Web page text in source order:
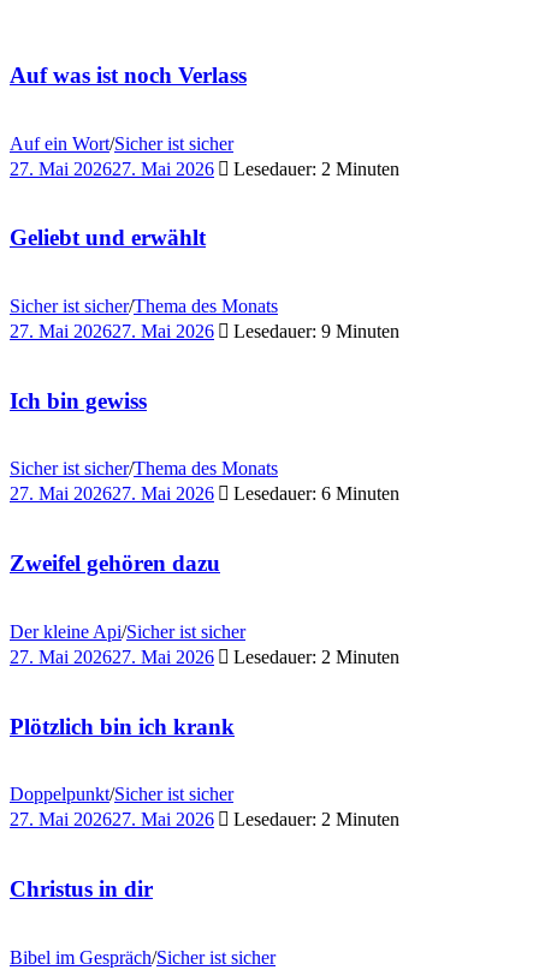
Auf was ist noch Verlass
Auf ein Wort/Sicher ist sicher
27. Mai 202627. Mai 2026 Lesedauer: 2 Minuten
Geliebt und erwählt
Sicher ist sicher/Thema des Monats
27. Mai 202627. Mai 2026 Lesedauer: 9 Minuten
Ich bin gewiss
Sicher ist sicher/Thema des Monats
27. Mai 202627. Mai 2026 Lesedauer: 6 Minuten
Zweifel gehören dazu
Der kleine Api/Sicher ist sicher
27. Mai 202627. Mai 2026 Lesedauer: 2 Minuten
Plötzlich bin ich krank
Doppelpunkt/Sicher ist sicher
27. Mai 202627. Mai 2026 Lesedauer: 2 Minuten
Christus in dir
Bibel im Gespräch/Sicher ist sicher